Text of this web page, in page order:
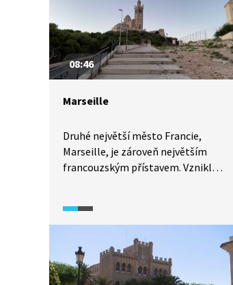
08:46
Marseille
Druhé největší město Francie,
Marseille, je zároveň největším
francouzským přístavem. Vzniklo
letopočtem. Je sídlem regionu
o nejvíce kosmopolitní město celé
Francie. Zároveň si však vysloužilo
nelichotivé označení „město